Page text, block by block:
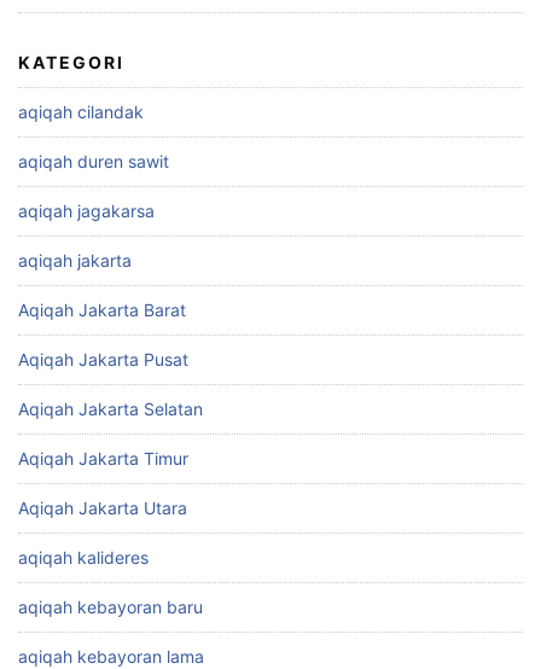
KATEGORI
aqiqah cilandak
aqiqah duren sawit
aqiqah jagakarsa
aqiqah jakarta
Aqiqah Jakarta Barat
Aqiqah Jakarta Pusat
Aqiqah Jakarta Selatan
Aqiqah Jakarta Timur
Aqiqah Jakarta Utara
aqiqah kalideres
aqiqah kebayoran baru
aqiqah kebayoran lama